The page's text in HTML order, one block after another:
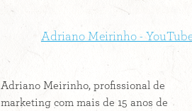
Adriano Meirinho -
Adriano Meirinho, profissional de
marketing com mais de 15 anos de